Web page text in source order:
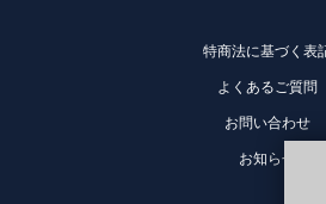
特商法に基づく表
よくあるご質問
お問い合わせ
お知らせ